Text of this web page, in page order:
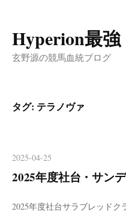
コ
ン
ツ
へ
ッ
プ
Hyperion最強
玄野源の競馬血統ブログ
タグ: テラノヴァ
2025-04-25
2025年度社台・サン
2025年度社台サラブレッド